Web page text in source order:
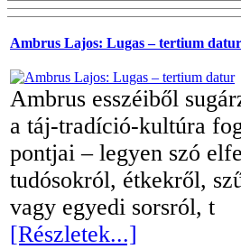
Ambrus Lajos: Lugas – tertium datur
Ambrus esszéiből
a táj-tradíció-kultúra
pontjai – legyen szó
tudósokról, étkekről,
vagy egyedi sorsról, t
[Részletek...]